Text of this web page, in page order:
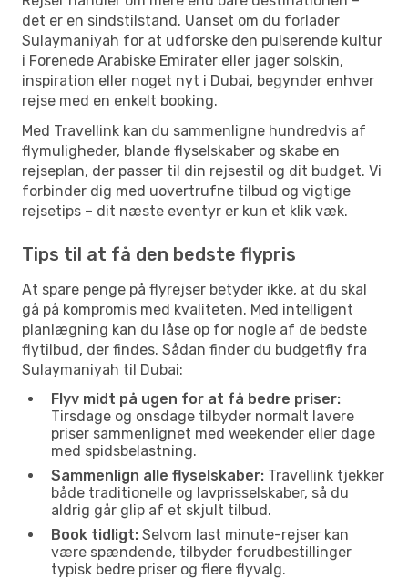
det er en sindstilstand. Uanset om du forlader
Sulaymaniyah for at udforske den pulserende kultur
i Forenede Arabiske Emirater eller jager solskin,
inspiration eller noget nyt i Dubai, begynder enhver
rejse med en enkelt booking.
Med Travellink kan du sammenligne hundredvis af
flymuligheder, blande flyselskaber og skabe en
rejseplan, der passer til din rejsestil og dit budget. Vi
forbinder dig med uovertrufne tilbud og vigtige
rejsetips – dit næste eventyr er kun et klik væk.
Tips til at få den bedste flypris
At spare penge på flyrejser betyder ikke, at du skal
gå på kompromis med kvaliteten. Med intelligent
planlægning kan du låse op for nogle af de bedste
flytilbud, der findes. Sådan finder du budgetfly fra
Sulaymaniyah til Dubai:
Flyv midt på ugen for at få bedre priser:
Tirsdage og onsdage tilbyder normalt lavere
priser sammenlignet med weekender eller dage
med spidsbelastning.
Sammenlign alle flyselskaber: Travellink tjekker
både traditionelle og lavprisselskaber, så du
aldrig går glip af et skjult tilbud.
Book tidligt: Selvom last minute-rejser kan
være spændende, tilbyder forudbestillinger
typisk bedre priser og flere flyvalg.